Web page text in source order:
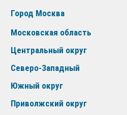
Город Москва
Московская область
Центральный округ
Северо-Западный
Южный округ
Приволжский округ